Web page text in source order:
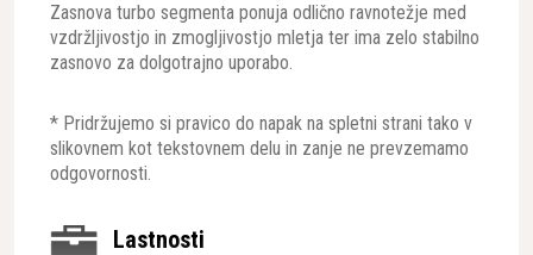
Zasnova turbo segmenta ponuja odlično ravnotežje med
vzdržljivostjo in zmogljivostjo mletja ter ima zelo stabilno
zasnovo za dolgotrajno uporabo.
* Pridržujemo si pravico do napak na spletni strani tako v
slikovnem kot tekstovnem delu in zanje ne prevzemamo
odgovornosti.
Lastnosti